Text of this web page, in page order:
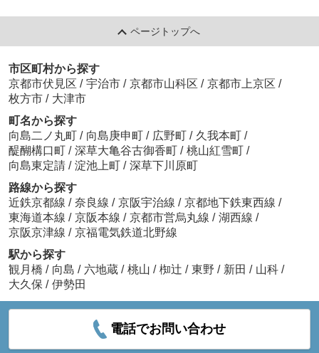
ページトップへ
市区町村から探す
京都市伏見区 / 宇治市 / 京都市山科区 / 京都市上京区 /
枚方市 / 大津市
町名から探す
向島二ノ丸町 / 向島庚申町 / 広野町 / 久我本町 /
醍醐構口町 / 深草大亀谷古御香町 / 桃山紅雪町 /
向島東定請 / 淀池上町 / 深草下川原町
路線から探す
近鉄京都線 / 奈良線 / 京阪宇治線 / 京都地下鉄東西線 /
東海道本線 / 京阪本線 / 京都市営烏丸線 / 湖西線 /
京阪京津線 / 京福電気鉄道北野線
駅から探す
観月橋 / 向島 / 六地蔵 / 桃山 / 椥辻 / 東野 / 新田 / 山科 /
大久保 / 伊勢田
電話でお問い合わせ